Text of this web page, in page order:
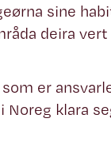
sine
deira
er
klara